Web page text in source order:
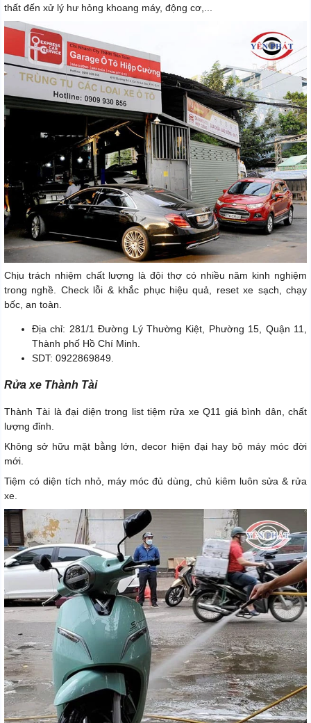
thất đến xử lý hư hỏng khoang máy, động cơ,...
Chịu trách nhiệm chất lượng là đội thợ có nhiều năm kinh nghiệm
trong nghề. Check lỗi & khắc phục hiệu quả, reset xe sạch, chạy
bốc, an toàn.
Địa chỉ: 281/1 Đường Lý Thường Kiệt, Phường 15, Quận 11,
Thành phố Hồ Chí Minh.
SDT: 0922869849.
Rửa xe Thành Tài
Thành Tài là đại diện trong list tiệm rửa xe Q11 giá bình dân, chất
lượng đỉnh.
Không sở hữu mặt bằng lớn, decor hiện đại hay bộ máy móc đời
mới.
Tiệm có diện tích nhỏ, máy móc đủ dùng, chủ kiêm luôn sửa & rửa
xe.